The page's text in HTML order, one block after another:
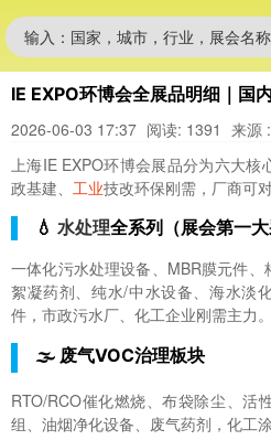
输入：国家，城市，行业，展会名称
IE EXPO环博会全展品明细｜国
2026-06-03 17:37 阅读: 1391 来源
上海IE EXPO环博会展品分为六大
政基建、 工业技改环保刚需，厂商可
💧 水处理全系列（展会第一大
一体化污水处理设备、MBR膜元件、
絮凝药剂、纯水/中水设备、海水淡
件，市政污水厂、化工企业刚需主力。
🌫️ 废气VOC治理板块
RTO/RCO催化燃烧、布袋除尘、活
组、油烟净化设备、废气药剂，化工